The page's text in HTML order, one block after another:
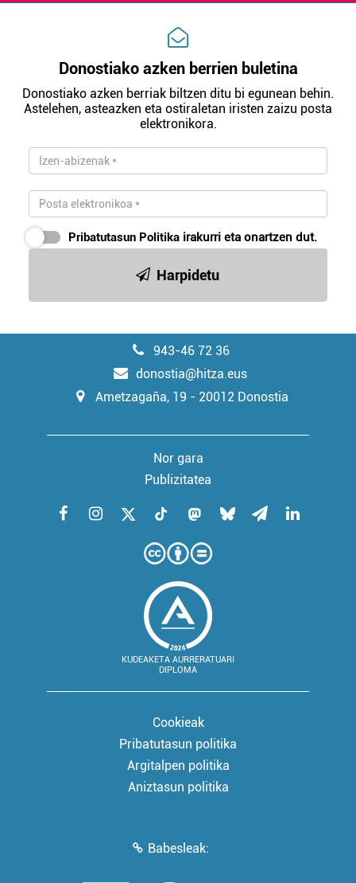
Donostiako azken berrien buletina
Donostiako azken berriak biltzen ditu bi egunean behin.
Astelehen, asteazken eta ostiraletan iristen zaizu posta
elektronikora.
Pribatutasun Politika irakurri eta onartzen dut.
Harpidetu
943-46 72 36
donostia@hitza.eus
Ametzagaña, 19 - 20012 Donostia
Nor gara
Publizitatea
KUDEAKETA AURRERATUARI
DIPLOMA
Cookieak
Pribatutasun politika
Argitalpen politika
Aniztasun politika
Babesleak: